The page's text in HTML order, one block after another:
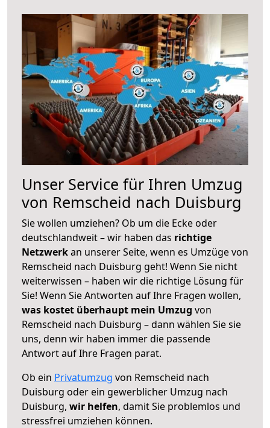
Unser Service für Ihren Umzug
von Remscheid nach Duisburg
Sie wollen umziehen? Ob um die Ecke oder
deutschlandweit – wir haben das richtige
Netzwerkan unserer Seite, wenn es Umzüge von
Remscheid nach Duisburg geht! Wenn Sie nicht
weiterwissen – haben wir die richtige Lösung für
Sie! Wenn Sie Antworten auf Ihre Fragen wollen,
was kostet überhaupt mein Umzug von
Remscheid nach Duisburg – dann wählen Sie sie
uns, denn wir haben immer die passende
Antwort auf Ihre Fragen parat.
Ob ein Privatumzug von Remscheid nach
Duisburg oder ein gewerblicher Umzug nach
Duisburg, wir helfen, damit Sie problemlos und
stressfrei umziehen können.